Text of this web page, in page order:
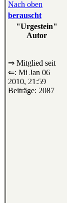
Nach oben
berauscht
"Urgestein"
Autor
⇒ Mitglied seit
⇐: Mi Jan 06
2010, 21:59
Beiträge: 2087